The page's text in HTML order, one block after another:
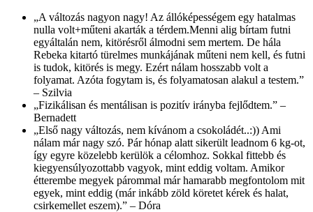
„A változás nagyon nagy! Az állóképességem egy hatalmas
nulla volt+műteni akarták a térdem.Menni alig bírtam futni
egyáltalán nem, kitörésről álmodni sem mertem. De hála
Rebeka kitartó türelmes munkájának műteni nem kell, és futni
is tudok, kitörés is megy. Ezért nálam hosszabb volt a
folyamat. Azóta fogytam is, és folyamatosan alakul a testem.”
– Szilvia
„Fizikálisan és mentálisan is pozitív irányba fejlődtem.” –
Bernadett
„Első nagy változás, nem kívánom a csokoládét..:)) Ami
nálam már nagy szó. Pár hónap alatt sikerült leadnom 6 kg-ot,
így egyre közelebb kerülök a célomhoz. Sokkal fittebb és
kiegyensúlyozottabb vagyok, mint eddig voltam. Amikor
étterembe megyek párommal már hamarabb megfontolom mit
egyek, mint eddig (már inkább zöld köretet kérek és halat,
csirkemellet eszem).” – Dóra